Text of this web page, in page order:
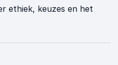
ethiek, keuzes en het